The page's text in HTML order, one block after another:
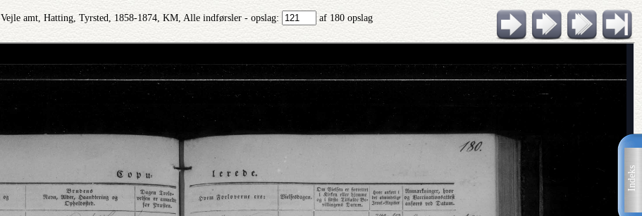
Indeks
Vejle amt, Hatting, Tyrsted, 1858-1874, KM, Alle indførsler - opslag: af 180 opslag